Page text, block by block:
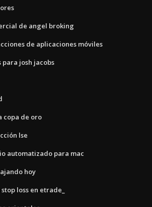
de angel broking
de aplicaciones móviles
para josh jacobs
copa de oro
lse
automatizado para mac
hoy
loss en etrade_